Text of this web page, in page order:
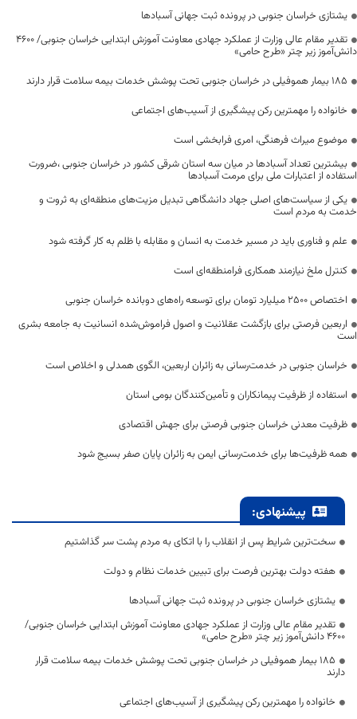
یشتازی خراسان جنوبی در پرونده ثبت جهانی آسبادها
تقدیر مقام عالی وزارت از عملکرد جهادی معاونت آموزش ابتدایی خراسان جنوبی/ ۴۶۰۰
دانش‌آموز زیر چتر «طرح حامی»
۱۸۵ بیمار هموفیلی در خراسان جنوبی تحت پوشش خدمات بیمه سلامت قرار دارند
خانواده را مهمترین رکن پیشگیری از آسیب‌های اجتماعی
موضوع میراث فرهنگی، امری فرابخشی است
بیشترین تعداد آسبادها در میان سه استان شرقی کشور در خراسان جنوبی ،ضرورت
استفاده از اعتبارات ملی برای مرمت آسبادها
یکی از سیاست‌های اصلی جهاد دانشگاهی تبدیل مزیت‌های منطقه‌ای به ثروت و
خدمت به مردم است
علم و فناوری باید در مسیر خدمت به انسان و مقابله با ظلم به کار گرفته شود
کنترل ملخ نیازمند همکاری فرامنطقه‌ای است
اختصاص 2500 میلیارد تومان برای توسعه راه‌های دوبانده خراسان جنوبی
اربعین فرصتی برای بازگشت عقلانیت و اصول فراموش‌شده انسانیت به جامعه بشری
است
خراسان جنوبی در خدمت‌رسانی به زائران اربعین، الگوی همدلی و اخلاص است
استفاده از ظرفیت پیمانکاران و تأمین‌کنندگان بومی استان
ظرفیت معدنی خراسان جنوبی فرصتی برای جهش اقتصادی
همه ظرفیت‌ها برای خدمت‌رسانی ایمن به زائران پایان صفر بسیج شود
پیشنهادی:
سخت‌ترین شرایط پس از انقلاب را با اتکای به مردم پشت سر گذاشتیم
هفته دولت بهترین فرصت برای تبیین خدمات نظام و دولت
یشتازی خراسان جنوبی در پرونده ثبت جهانی آسبادها
تقدیر مقام عالی وزارت از عملکرد جهادی معاونت آموزش ابتدایی خراسان جنوبی/
۴۶۰۰ دانش‌آموز زیر چتر «طرح حامی»
۱۸۵ بیمار هموفیلی در خراسان جنوبی تحت پوشش خدمات بیمه سلامت قرار
دارند
خانواده را مهمترین رکن پیشگیری از آسیب‌های اجتماعی